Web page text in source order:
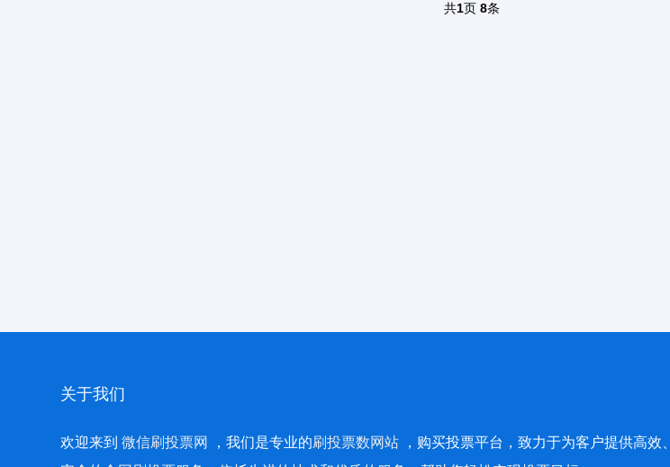
共1页 8条
关于我们
欢迎来到微信刷投票网 ，我们是专业的刷投票数网站 ，购买投票平台，致力于为客户提供高效、